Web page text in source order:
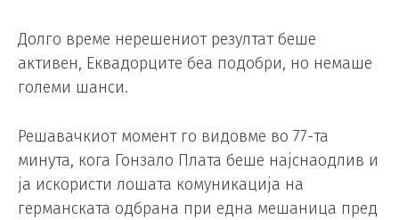
Долго време нерешениот резултат беше
активен, Еквадорците беа подобри, но немаше
големи шанси.
Решавачкиот момент го видовме во 77-та
минута, кога Гонзало Плата беше најснаодлив и
ја искористи лошата комуникација на
германската одбрана при една мешаница пред